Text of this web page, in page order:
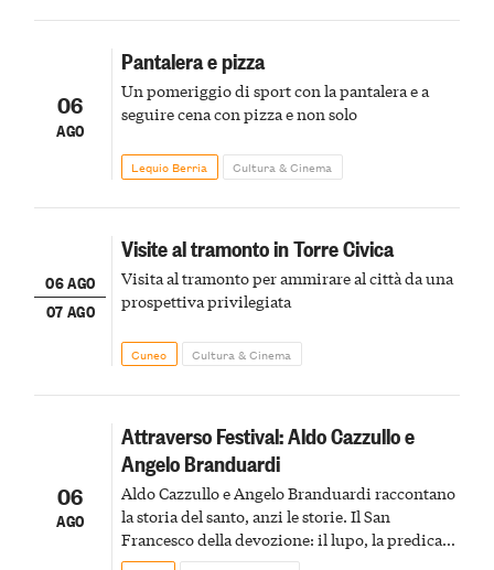
06
AGO
Pantalera e pizza
Un pomeriggio di sport con la pantalera e a
seguire cena con pizza e non solo
Lequio Berria Cultura & Cinema
06 AGO
07 AGO
Visite al tramonto in Torre Civica
Visita al tramonto per ammirare al città da una
prospettiva privilegiata
Cuneo Cultura & Cinema
06
AGO
Attraverso Festival: Aldo Cazzullo e
Angelo Branduardi
Aldo Cazzullo e Angelo Branduardi raccontano
la storia del santo, anzi le storie. Il San
Francesco della devozione: il lupo, la predica
agli uccelli, le stimmate